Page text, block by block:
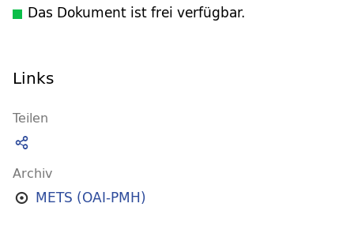
Das Dokument ist frei verfügbar.
Links
Teilen
Archiv
METS (OAI-PMH)